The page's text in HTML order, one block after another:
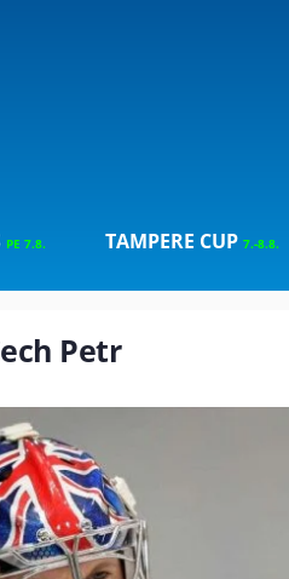
PE 7.8. TAMPERE CUP 7.-8.8.
Petr